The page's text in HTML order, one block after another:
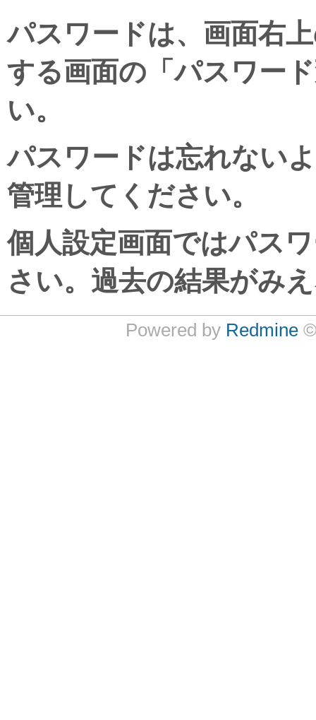
パスワードは、画面右
する画面の「パスワー
い。
パスワードは忘れない
管理してください。
個人設定画面ではパス
さい。過去の結果がみ
Powered by Redmine